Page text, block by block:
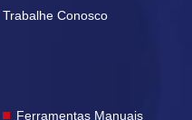
Trabalhe Conosco
Ferramentas Manuais